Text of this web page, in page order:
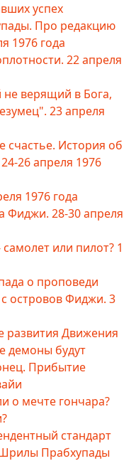
успех
Про редакцию
1976 года
22 апреля
не верящий в Бога,
23 апреля
счастье. История об
26 апреля 1976
1976 года
Фиджи. 28-30 апреля
или пилот? 1
о проповеди
островов Фиджи. 3
развития Движения
демоны будут
Прибытие
о мечте гончара?
стандарт
Прабхупады